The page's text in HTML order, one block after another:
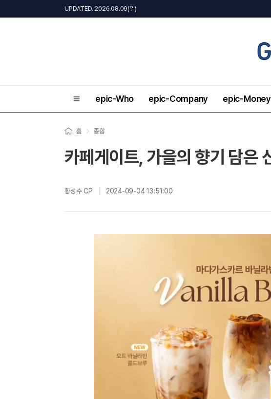
UPDATED. 2026.08.09(일)
epic-Who epic-Company epic-Money
홈 종합
카페게이트, 가을의 향기 담은
황성수 CP 2024-09-04 13:51:00